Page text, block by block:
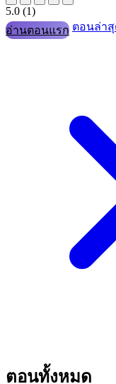
ชั่วขณะหนึ่ง โลกแห่งก
เวทเทพดูเหมือนจะเลื
ปล่อยเขาไปอย่างน่า
ร่างที่อ่อนแอและต้อ
สลายของตระกูล คว
เงาแห่งความบ้าคลั่ง
5.0 (1)
อ่านตอนแรก ตอนล่า
ตอนทั้งหมด